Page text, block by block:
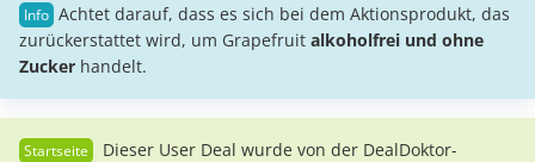
Achtet darauf, dass es sich bei dem Aktionsprodukt, das
zurückerstattet wird, um Grapefruit alkoholfrei und ohne
Zucker handelt.
Dieser User Deal wurde von der DealDoktor-